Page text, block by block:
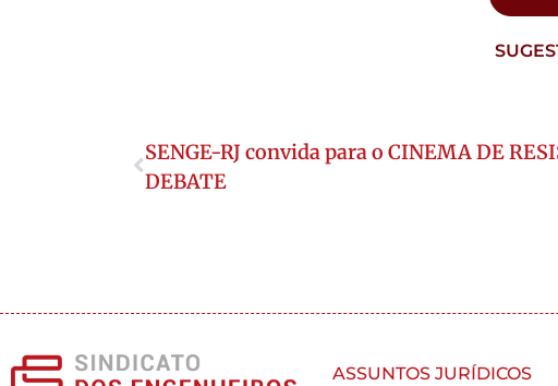
SENGE-RJ convida para o CINEMA DE
DEBATE
ASSUNTOS JURÍDICOS